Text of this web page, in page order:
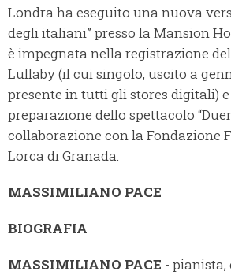
Londra ha eseguito una nuova
degli italiani” presso la Mansion
è impegnata nella registrazione
Lullaby (il cui singolo, uscito a
presente in tutti gli stores digitali)
preparazione dello spettacolo
collaborazione con la Fondazione
Lorca di Granada.
MASSIMILIANO PACE
BIOGRAFIA
MASSIMILIANO PACE -